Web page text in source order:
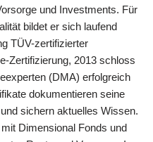
und Investments. Für
bildet er sich laufend
TÜV-zertifizierter
Zertifizierung, 2013 schloss
(DMA) erfolgreich
dokumentieren seine
sichern aktuelles Wissen.
Dimensional Fonds und